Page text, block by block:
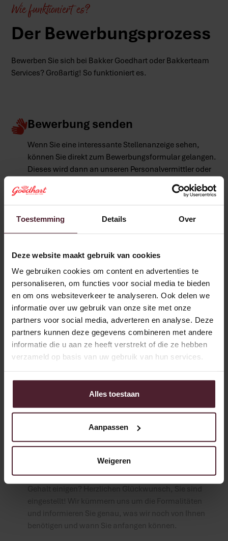
Toestemming Details Over
Deze website maakt gebruik van cookies
We gebruiken cookies om content en advertenties te
personaliseren, om functies voor social media te bieden
en om ons websiteverkeer te analyseren. Ook delen we
informatie over uw gebruik van onze site met onze
partners voor social media, adverteren en analyse. Deze
partners kunnen deze gegevens combineren met andere
informatie die u aan ze heeft verstrekt of die ze hebben
verzameld op basis van uw gebruik van hun services.
Alles toestaan
Aanpassen
Weigeren
Wie funktioniert es?
Der Bewerbungsprozess
Bewerben Sie sich bei Bakker Goedhart oder Bakkerteam
Services? Großartig! So funktioniert es.
Bewerbung senden
Wenn Sie eine interessante Stellenanzeige sehen,
können Sie direkt zum Bewerbungsformular gelangen.
Dieses wird dann an unseren Personalvermittler oder
anschließend schnellstmöglich bei Ihnen.
Erstes Treffen
Sind wir der Meinung, dass Sie gut zu uns und der
Stelle passen? Dann laden wir Sie zu einem
Vorstellungsgespräch in unsere Bäckerei ein. So
können wir uns besser kennenlernen.
Zweites Gespräch
Wenn die Chemie stimmt und wir beide begeistert
sind, folgt manchmal ein zweites Gespräch. In
Herzlich willkommen in der
Sind wir beide zufrieden und können wir uns auf das
eingestellt! Wir kümmern uns um die Formalitäten
und informieren Sie genau, was wir noch von Ihnen
benötigen und wann Sie anfangen können.